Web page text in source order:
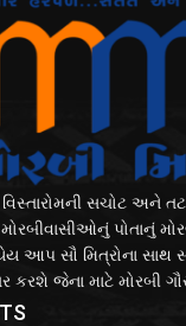
સચોટ અને
પોતાનું
આપ સૌ મિત્રોના સાથ
કરશે જેના માટે મોરબી